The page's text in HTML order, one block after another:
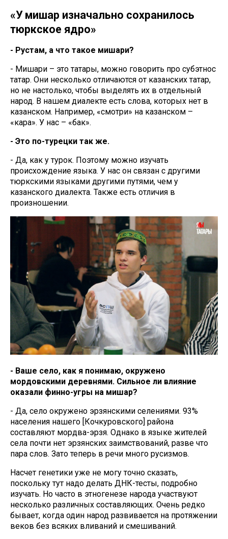
«У мишар изначально сохранилось
тюркское ядро»
- Рустам, а что такое мишари?
- Мишари – это татары, можно говорить про субэтнос
татар. Они несколько отличаются от казанских татар,
но не настолько, чтобы выделять их в отдельный
народ. В нашем диалекте есть слова, которых нет в
казанском. Например, «смотри» на казанском –
«кара». У нас – «бак».
- Это по-турецки так же.
- Да, как у турок. Поэтому можно изучать
происхождение языка. У нас он связан с другими
тюркскими языками другими путями, чем у
казанского диалекта. Также есть отличия в
произношении.
- Ваше село, как я понимаю, окружено
мордовскими деревнями. Сильное ли влияние
оказали финно-угры на мишар?
- Да, село окружено эрзянскими селениями. 93%
населения нашего [Кочкуровского] района
составляют мордва-эрзя. Однако в языке жителей
села почти нет эрзянских заимствований, разве что
пара слов. Зато теперь в речи много русизмов.
Насчет генетики уже не могу точно сказать,
поскольку тут надо делать ДНК-тесты, подробно
изучать. Но часто в этногенезе народа участвуют
несколько различных составляющих. Очень редко
бывает, когда один народ развивается на протяжении
веков без всяких вливаний и смешиваний.